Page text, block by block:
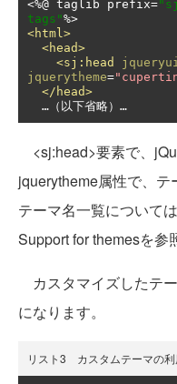
<%@ taglib prefix=
tags"
<html>
<head>
<sj:head
jquerytheme=
</head>
  …（以下省略）…
<sj:head>要素で、
jquerytheme属性で、
テーマ名一覧については
Support for themesを参
カスタマイズしたテ
になります。
リスト3 カスタムテーマの利